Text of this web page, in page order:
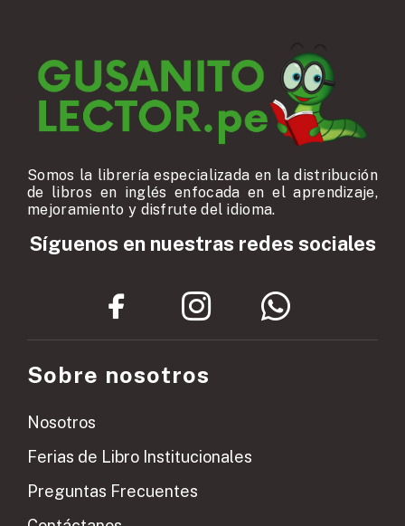
Somos la librería especializada en la distribución
de libros en inglés enfocada en el aprendizaje,
mejoramiento y disfrute del idioma.
Síguenos en nuestras redes sociales
Sobre nosotros
Nosotros
Ferias de Libro Institucionales
Preguntas Frecuentes